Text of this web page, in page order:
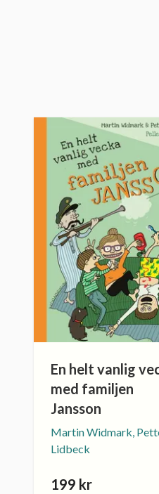
En helt vanlig
med familjen
Jansson
Martin Widmark,
Lidbeck
199 kr